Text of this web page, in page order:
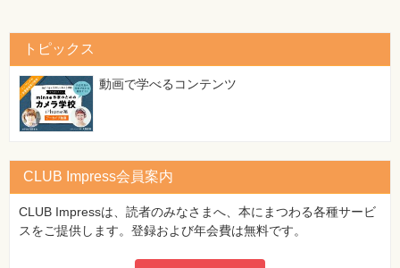
トピックス
動画で学べるコンテンツ
CLUB Impress会員案内
CLUB Impressは、読者のみなさまへ、本にまつわる各種サービ
スをご提供します。登録および年会費は無料です。